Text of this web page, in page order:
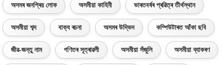
অসমৰ জনপ্ৰিয় লোক অসমীয়া কাহিনী ভাৰতবৰ্ষৰ প্ৰৱিত্ৰ তীৰ্থস্থান
অসমীয়া শব্দ বাক্য ৰচনা অসমৰ উদ্ভিদ কম্পিউটাৰত আঁকা ছবি
জীৱ-জন্তু নাম গণিতৰ সূত্ৰাৱলী অসমীয়া সঁজুলি অসমীয়া ব্যাকৰণ